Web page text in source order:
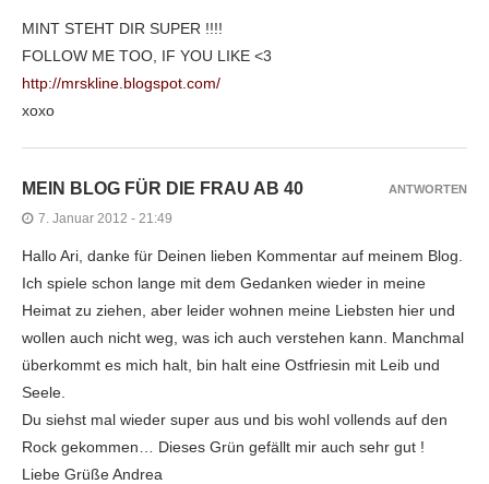
MINT STEHT DIR SUPER !!!!
FOLLOW ME TOO, IF YOU LIKE <3
http://mrskline.blogspot.com/
xoxo
MEIN BLOG FÜR DIE FRAU AB 40
7. Januar 2012 - 21:49
Hallo Ari, danke für Deinen lieben Kommentar auf meinem Blog.
Ich spiele schon lange mit dem Gedanken wieder in meine
Heimat zu ziehen, aber leider wohnen meine Liebsten hier und
wollen auch nicht weg, was ich auch verstehen kann. Manchmal
überkommt es mich halt, bin halt eine Ostfriesin mit Leib und
Seele.
Du siehst mal wieder super aus und bis wohl vollends auf den
Rock gekommen… Dieses Grün gefällt mir auch sehr gut !
Liebe Grüße Andrea
ANTWORTEN